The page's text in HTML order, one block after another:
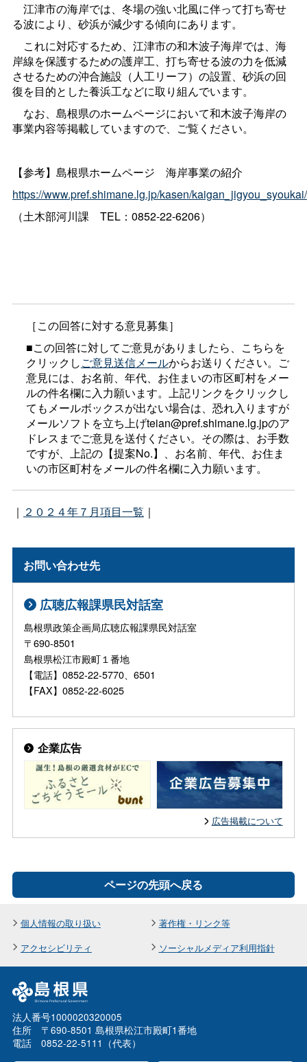
江津市の海岸では、冬場の強い北風に伴って打ち寄せ
る波により、砂浜が減少する傾向にあります。
これに対応するため、江津市の和木波子海岸では、海
岸線を保護するための護岸工、打ち寄せる波の力を低減
させるための沖合施設（人工リーフ）の設置、砂浜の回
復を目的とした養浜工などに取り組んでいます。
なお、島根県のホームページにおいて和木波子海岸の
事業内容等掲載していますので、ご覧ください。
【参考】島根県ホームページ 海岸事業の紹介
https://www.pref.shimane.lg.jp/kasen/kaigan_jigyou_syoukai/
（土木部河川課 TEL：0852-22-6206）
［この回答に対する意見募集］
■この回答に対してご意見がありましたら、こちらを
クリックしご意見送信メールからお送りください。ご
意見には、お名前、年代、お住まいの市区町村をメー
ルの件名欄に入力願います。上記リンクをクリックし
てもメールボックスが出ない場合は、恐れ入りますが
メールソフトを立ち上げteian@pref.shimane.lg.jpのア
ドレスまでご意見を送付ください。その際は、お手数
ですが、上記の【提案No.】、お名前、年代、お住ま
いの市区町村をメールの件名欄に入力願います。
｜ ２０２４年７月項目一覧 ｜
お問い合わせ先
広聴広報課県民対話室
島根県政策企画局広聴広報課県民対話室
〒690-8501
島根県松江市殿町１番地
【電話】0852-22-5770、6501
【FAX】0852-22-6025
企業広告
広告掲載について
ページの先頭へ戻る
個人情報の取り扱い
著作権・リンク等
アクセシビリティ
ソーシャルメディア利用指針
法人番号1000020320005
住所 〒690-8501 島根県松江市殿町1番地
電話 0852-22-5111（代表）